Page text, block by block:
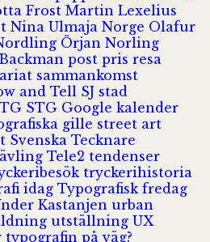
Frost Martin Lexelius
Nina Ulmaja Norge Olafur
Örjan Norling
post pris resa
sammankomst
and Tell SJ stad
STG Google kalender
gille street art
Svenska Tecknare
Tele2 tendenser
tryckerihistoria
idag Typografisk fredag
Kastanjen urban
utställning UX
typografin på väg?